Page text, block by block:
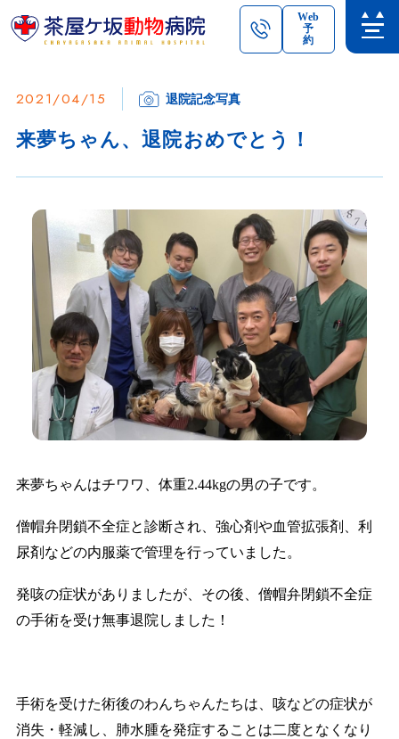
Web
予
約
2021/04/15 退院記念写真
来夢ちゃん、退院おめでとう！
来夢ちゃんはチワワ、体重2.44kgの男の子です。
僧帽弁閉鎖不全症と診断され、強心剤や血管拡張剤、利
尿剤などの内服薬で管理を行っていました。
発咳の症状がありましたが、その後、僧帽弁閉鎖不全症
の手術を受け無事退院しました！
手術を受けた術後のわんちゃんたちは、咳などの症状が
消失・軽減し、肺水腫を発症することは二度となくなり